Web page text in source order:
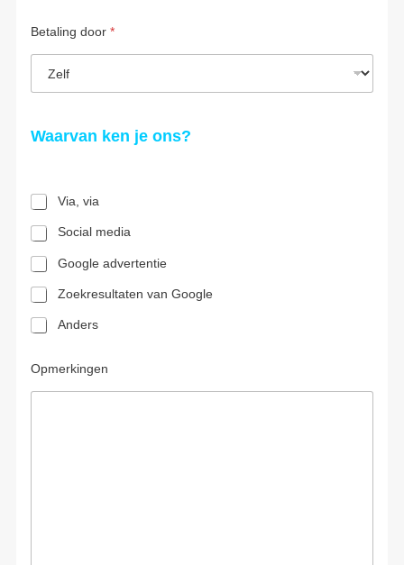
Betaling door *
Waarvan ken je ons?
Via, via
Social media
Google advertentie
Zoekresultaten van Google
Anders
Opmerkingen